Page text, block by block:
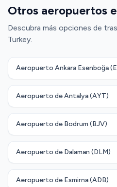
Otros aeropuertos
Descubra más opciones de
Turkey.
Aeropuerto Ankara Esenboğa
Aeropuerto de Antalya (AYT)
Aeropuerto de Bodrum (BJV)
Aeropuerto de Dalaman (DLM)
Aeropuerto de Esmirna (ADB)